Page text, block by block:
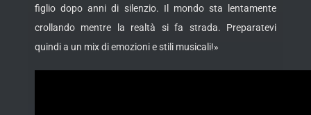
figlio dopo anni di silenzio. Il mondo sta lentamente
crollando mentre la realtà si fa strada. Preparatevi
quindi a un mix di emozioni e stili musicali!»